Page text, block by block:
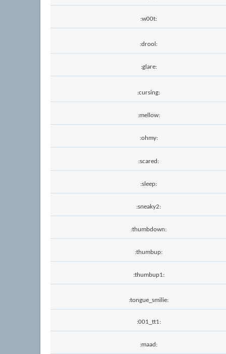
:w00t:
:drool:
:glare:
:cursing:
:mellow:
:ohmy:
:scared:
:sleep:
:sneaky2:
:thumbdown:
:thumbup:
:thumbup1:
:tongue_smilie:
:001_tt1:
:maad: